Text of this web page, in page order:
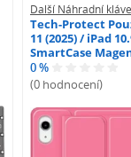
Další Náhradní
Tech-Protect
11 (2025) / iPad
SmartCase
0 %
(0 hodnocení)